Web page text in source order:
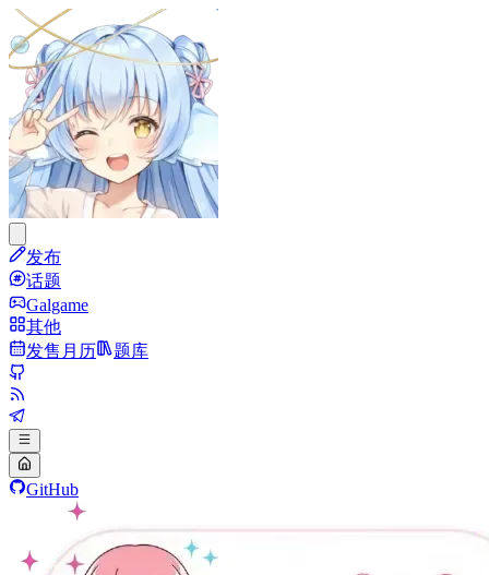
发布
话题
Galgame
其他
发售月历
题库
GitHub